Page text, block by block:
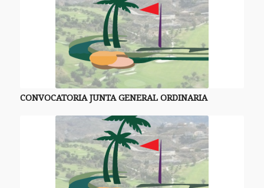
CONVOCATORIA JUNTA GENERAL ORDINARIA